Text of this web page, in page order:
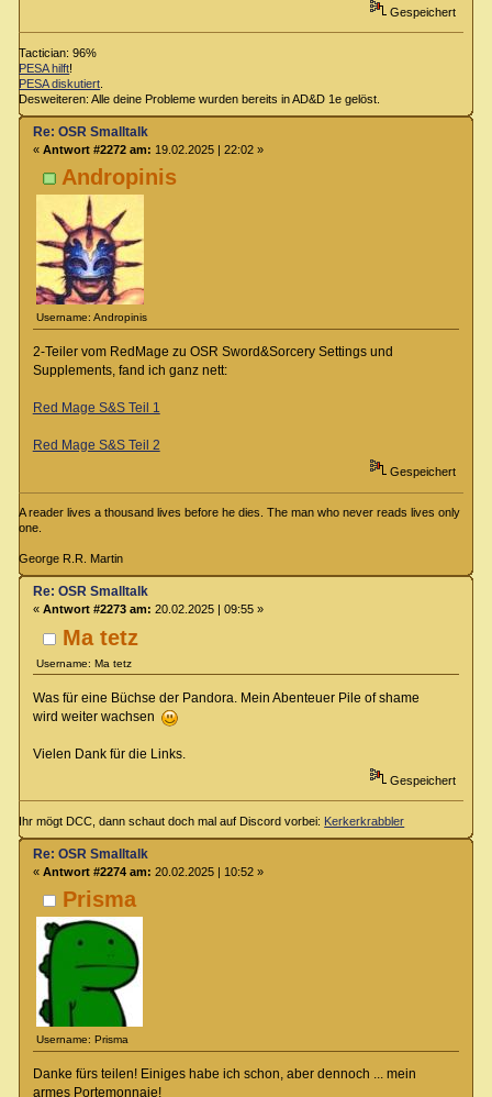
Gespeichert
Tactician: 96%
PESA hilft!
PESA diskutiert
Desweiteren: Alle deine Probleme wurden bereits in AD&D 1e gelöst.
Andropinis
Username: Andropinis
Re: OSR Smalltalk
« Antwort #2272 am: 19.02.2025 | 22:02 »
2-Teiler vom RedMage zu OSR Sword&Sorcery Settings und
Supplements, fand ich ganz nett:
Red Mage S&S Teil 1
Red Mage S&S Teil 2
Gespeichert
A reader lives a thousand lives before he dies. The man who never reads lives only
one.
George R.R. Martin
Ma tetz
Username: Ma tetz
Re: OSR Smalltalk
« Antwort #2273 am: 20.02.2025 | 09:55 »
Was für eine Büchse der Pandora. Mein Abenteuer Pile of shame
wird weiter wachsen
Vielen Dank für die Links.
Gespeichert
Ihr mögt DCC, dann schaut doch mal auf Discord vorbei: Kerkerkrabbler
Prisma
Username: Prisma
Re: OSR Smalltalk
« Antwort #2274 am: 20.02.2025 | 10:52 »
Danke fürs teilen! Einiges habe ich schon, aber dennoch ... mein
armes Portemonnaie!